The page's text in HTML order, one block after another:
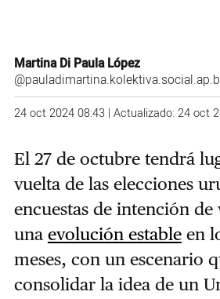
Martina Di Paula López
24 oct 2024 08:43 | Actualizado: 24 oct
El 27 de octubre tendrá
vuelta de las elecciones
encuestas de intención
una evolución estableen
meses, con un escenario
consolidar la idea de un